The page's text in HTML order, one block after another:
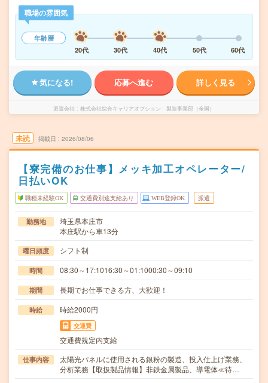
職場の雰囲気
年齢層
20代
30代 40代 50代 60代
気になる! 応募へ進む 詳しく見る
派遣会社 株式会社綜合キャリアオプション 製造事業部（全国）
未読 掲載日 2026/08/06
【寮完備のお仕事】メッキ加工オペレーター/
日払いOK
職種未経験OK 交通費別途支給あり WEB登録OK 派遣
勤務地
埼玉県本庄市
本庄駅から車13分
曜日頻度 シフト制
時間 08:30～17:1016:30～01:1000:30～09:10
期間 長期でお仕事できる方、大歓迎！
時給 時給2000円
交通費
交通費規定内支給
仕事内容
太陽光パネルに使用される銀粉の製造、投入仕上げ業務、
分析業務【取扱製品情報】非鉄金属製品、導電体≪待…